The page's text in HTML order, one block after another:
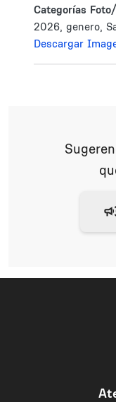
Categorías
2026, genero,
Descargar